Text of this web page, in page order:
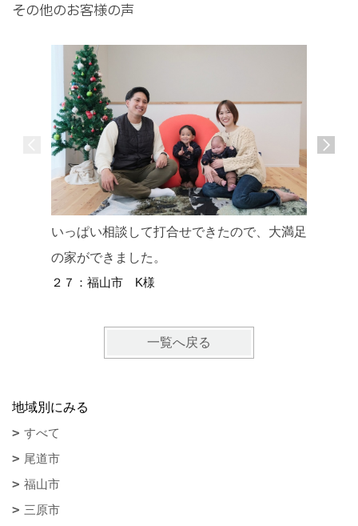
その他のお客様の声
いっぱい相談して打合せできたので、大満足
の家ができました。
２７：福山市 K様
一覧へ戻る
地域別にみる
すべて
尾道市
福山市
三原市